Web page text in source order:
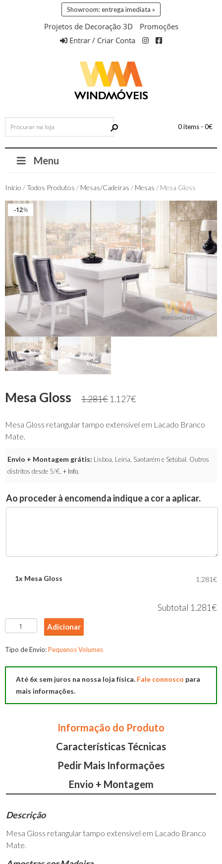
Showroom: entrega imediata »
Projetos de Decoração 3D
Promoções
Entrar / Criar Conta
0 items - 0€
Menu
Início /Todos Produtos / Mesas/Cadeiras / Mesas / Mesa Gloss
%
12%
12
Mesa Gloss 1.281€ 1.127€
Mesa Gloss retangular tampo extensível em Lacado Branco
Mate.
Envio + Montagem grátis: Lisboa, Leiria, Santarém e Setúbal. Outros
distritos desde 5/€. + Info.
Ao proceder à encomenda indique a cor a aplicar.
1x Mesa Gloss 1.281€
Subtotal 1.281€
Quantidade
de
Mesa
Adicionar
Tipo de Envio:Pequenos Volumes
Até 6x sem juros na nossa loja física. Fale connosco para
mais informações.
Informação do Produto
Características Técnicas
Pedir Mais Informações
Envio + Montagem
Descrição
Mesa Gloss retangular tampo extensível em Lacado Branco
Mate.